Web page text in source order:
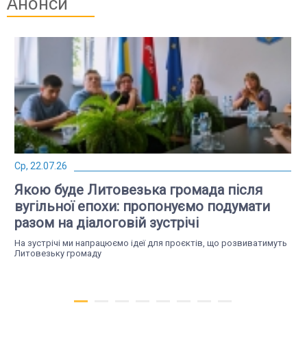
Ср, 22.07.26
Якою буде Литовезька громада після
вугільної епохи: пропонуємо подумати
разом на діалоговій зустрічі
На зустрічі ми напрацюємо ідеї для проєктів, що розвиватимуть
Литовезьку громаду